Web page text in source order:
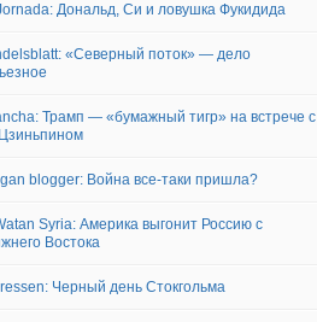
Дональд, Си и ловушка Фукидида
«Северный поток» — дело
Трамп — «бумажный тигр» на встрече с
blogger: Война все-таки пришла?
Syria: Америка выгонит Россию с
Востока
Черный день Стокгольма